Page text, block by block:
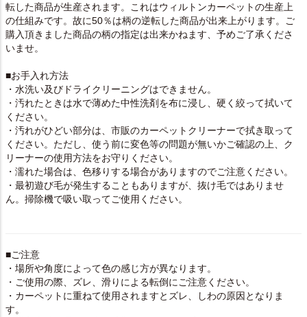
転した商品が生産されます。これはウィルトンカーペットの生産上
の仕組みです。故に50％は柄の逆転した商品が出来上がります。ご
購入頂きました商品の柄の指定は出来かねます、予めご了承くださ
いませ。
■お手入れ方法
・水洗い及びドライクリーニングはできません。
・汚れたときは水で薄めた中性洗剤を布に浸し、硬く絞って拭いて
ください。
・汚れがひどい部分は、市販のカーペットクリーナーで拭き取って
ください。ただし、使う前に変色等の問題が無いかご確認の上、ク
リーナーの使用方法をお守りください。
・濡れた場合は、色移りする場合がありますのでご注意ください。
・最初遊び毛が発生することもありますが、抜け毛ではありませ
ん。掃除機で吸い取ってご使用ください。
■ご注意
・場所や角度によって色の感じ方が異なります。
・ご使用の際、ズレ、滑りによる転倒にご注意ください。
・カーペットに重ねて使用されますとズレ、しわの原因となりま
す。